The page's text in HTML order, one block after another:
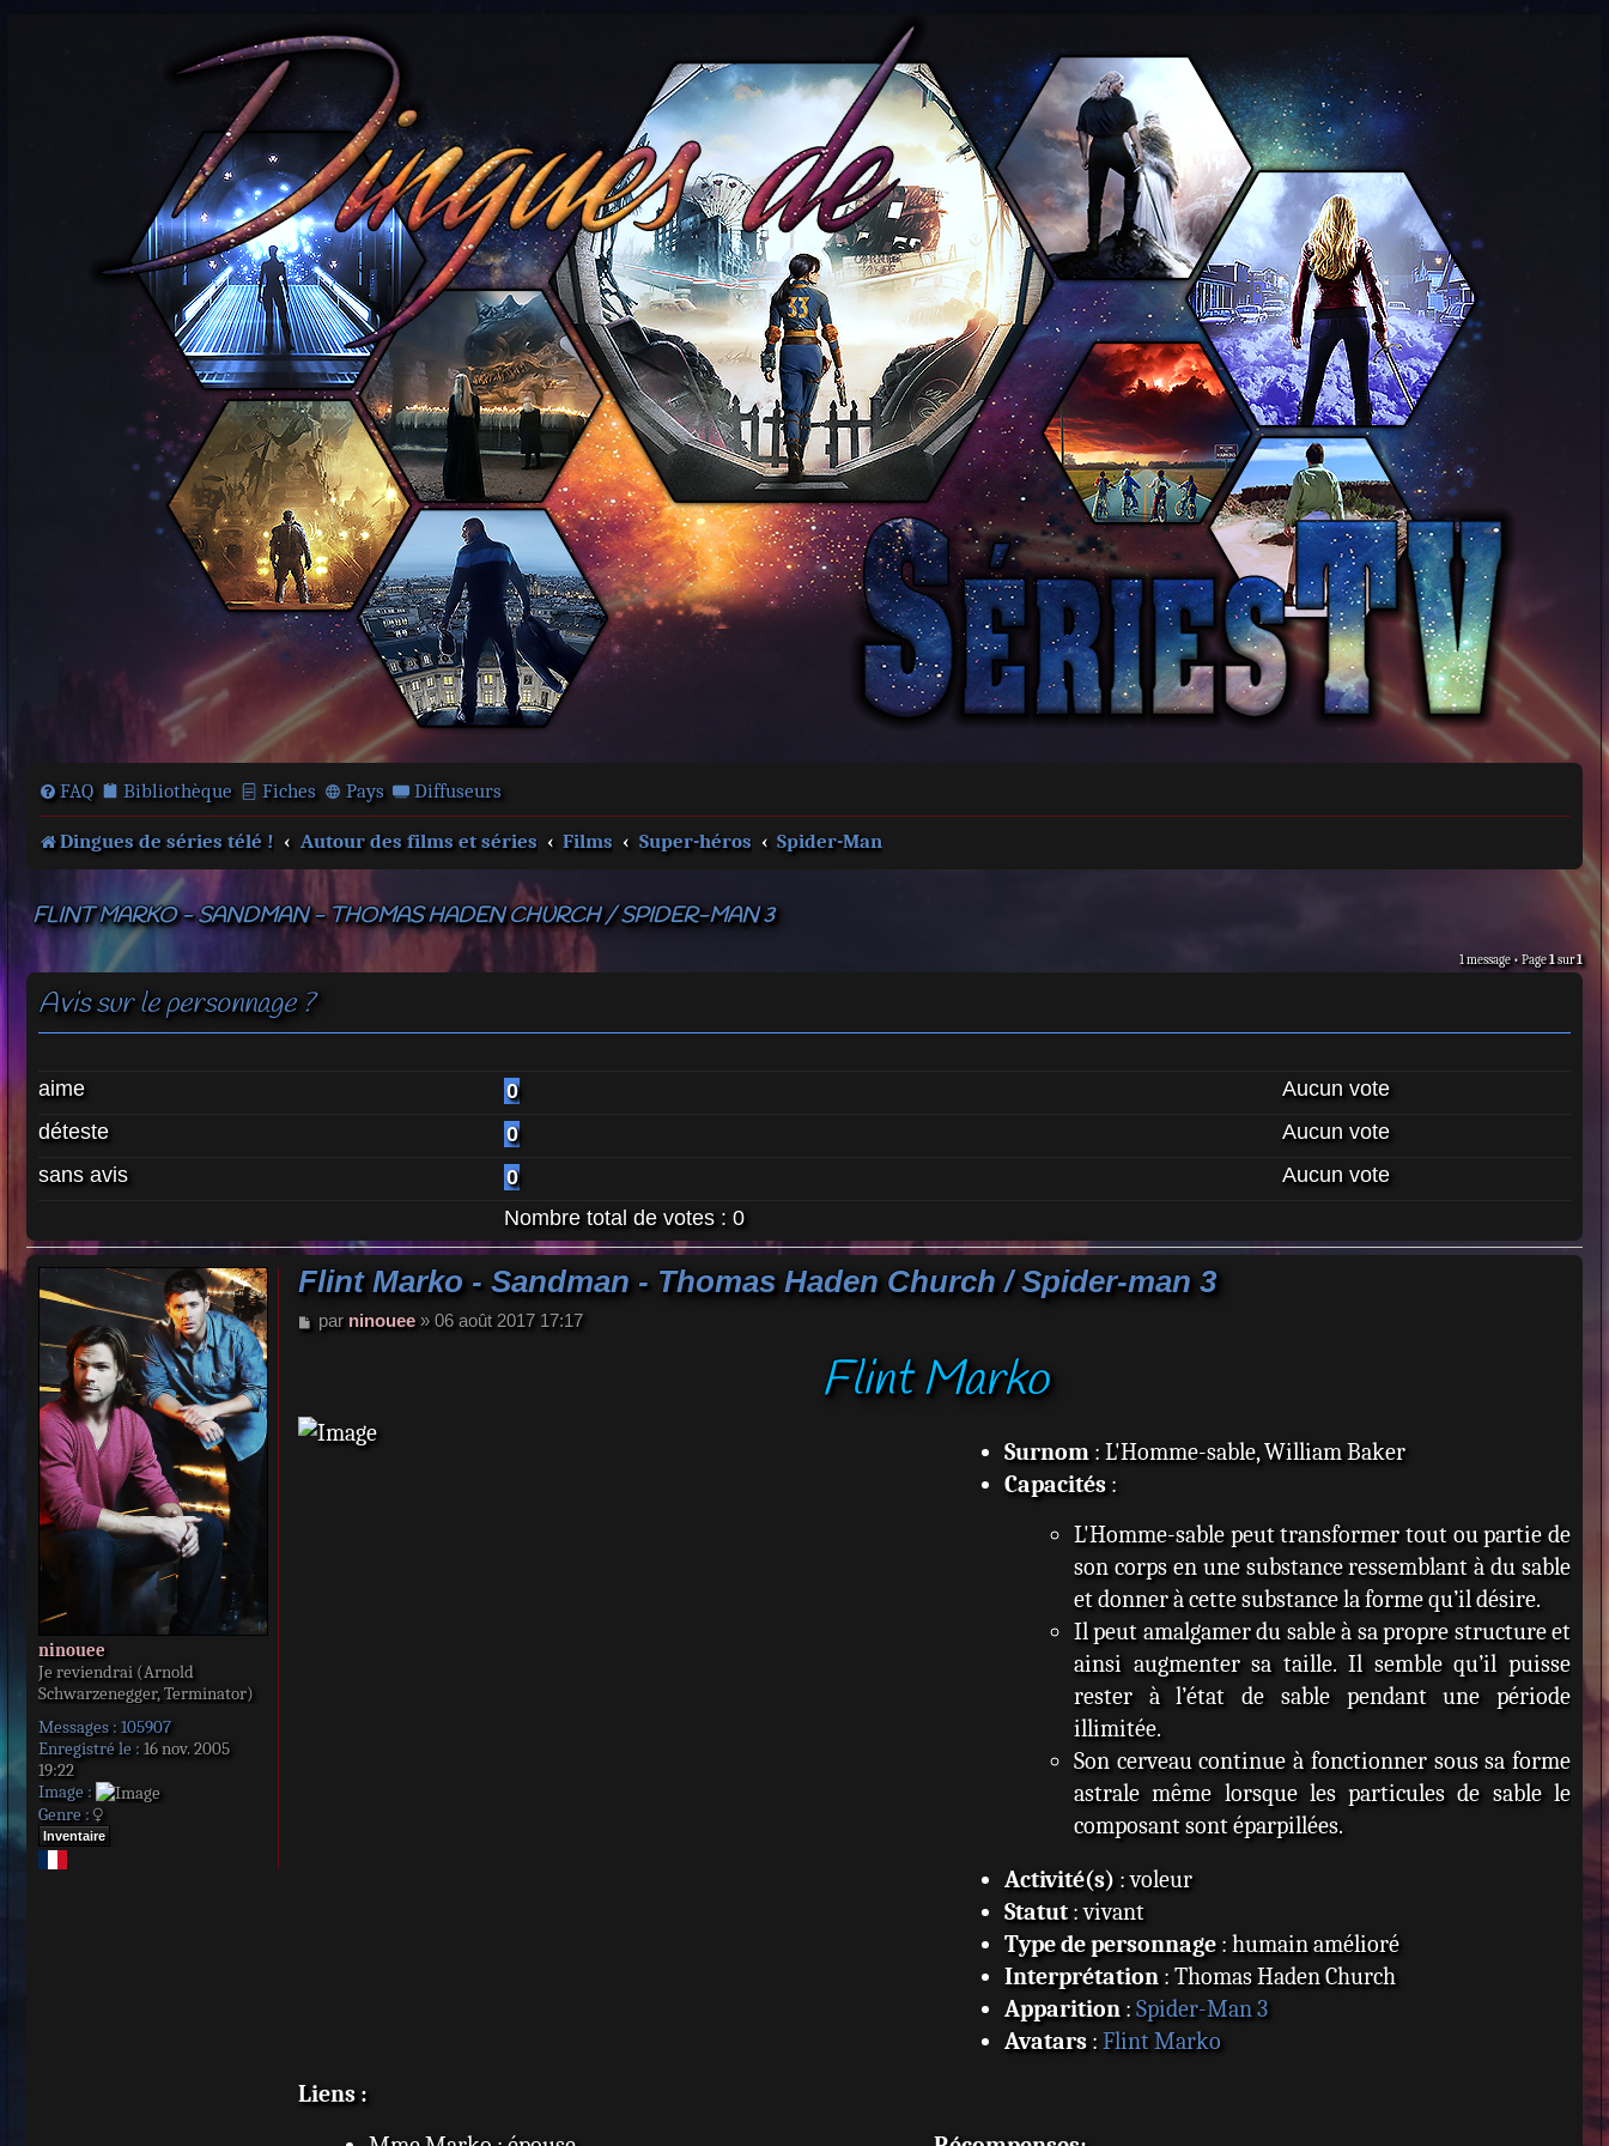
FAQ Bibliothèque Fiches Pays Diffuseurs
Dingues de séries télé ! Autour des films et séries Films Super-héros Spider-Man
FLINT MARKO - SANDMAN - THOMAS HADEN CHURCH / SPIDER-MAN 3
1 message • Page1sur1
Avis sur le personnage ?
aime 0
Aucun vote
déteste
0
Aucun vote
sans avis
0
Aucun vote
Nombre total de votes : 0
ninouee
Je reviendrai (Arnold
Schwarzenegger, Terminator)
Messages : 105907
Enregistré le : 16 nov. 2005
19:22
Image :
Genre :
Inventaire
Flint Marko - Sandman - Thomas Haden Church / Spider-man 3
M
g
e
par ninouee» 06 août 2017 17:17
Flint Marko
Surnom: L'Homme-sable, William Baker
Capacités:
L'Homme-sable peut transformer tout ou partie de
son corps en une substance ressemblant à du sable
et donner à cette substance la forme qu’il désire.
Il peut amalgamer du sable à sa propre structure et
ainsi augmenter sa taille. Il semble qu’il puisse
rester à l’état de sable pendant une période
illimitée.
Son cerveau continue à fonctionner sous sa forme
astrale même lorsque les particules de sable le
composant sont éparpillées.
Activité(s) : voleur
Statut: vivant
Type de personnage: humain amélioré
Interprétation: Thomas Haden Church
Apparition: Spider-Man 3
Avatars: Flint Marko
Liens :